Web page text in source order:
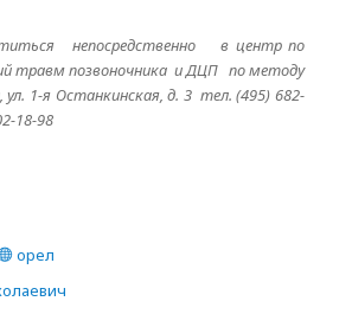
непосредственно в центр по
травм позвоночника и ДЦП по методу
1-я Останкинская, д. 3 тел. (495) 682-
18-98
орел